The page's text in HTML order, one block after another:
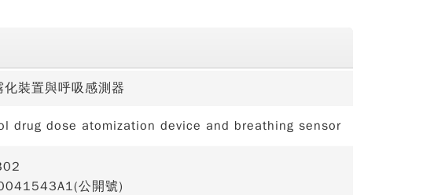
裝置與呼吸感測器
drug dose atomization device and breathing sensor
公開號)